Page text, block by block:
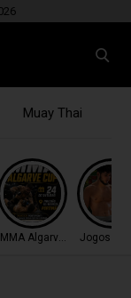
Muay Thai
MMA Algarve CupJogos